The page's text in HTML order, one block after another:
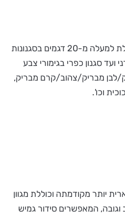
מערכת ה- METODכוללת למעלה מ-20 דגמים בסגנונות
ועד סגנון כפרי בגימורי צבע
לבן מבריק/צהוב/קרם מבריק,
וכו'.
יותר מקודמתה וכוללת מגוון
וגובה, המאפשרים סידור גמיש